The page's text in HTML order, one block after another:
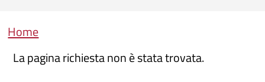
Briciole di pane
Home
La pagina richiesta non è stata trovata.